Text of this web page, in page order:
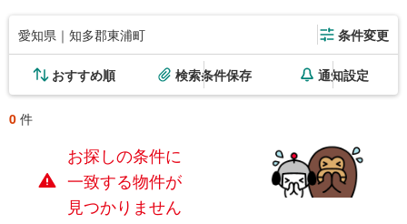
愛知県｜知多郡東浦町 条件変更
おすすめ順 検索条件保存 通知設定
0 件
お探しの条件に
一致する物件が
見つかりません